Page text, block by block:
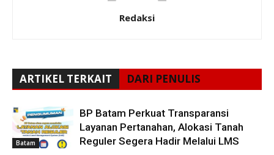
Redaksi
ARTIKEL TERKAIT DARI PENULIS
Batam
BP Batam Perkuat Transparansi
Layanan Pertanahan, Alokasi Tanah
Reguler Segera Hadir Melalui LMS